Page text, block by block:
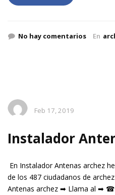
No hay comentarios En
Feb 17, 2019
Instalador
En Instalador Antenas archez
de los 487 ciudadanos de
Antenas archez ➡ Llama al ➡ ☎